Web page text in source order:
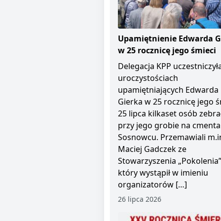
Upamiętnienie Edwarda
w 25 rocznicę jego śmieci
Delegacja KPP
uroczystościach
upamiętniających Edwarda
Gierka w 25 rocznicę jego
25 lipca kilkaset osób
przy jego grobie na
Sosnowcu. Przemawiali
Maciej Gadczek ze
Stowarzyszenia
który wystąpił w imieniu
organizatorów […]
26 lipca 2026